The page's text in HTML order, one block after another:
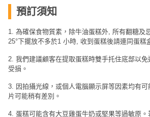
預訂須知
1. 為確保食物質素，除牛油蛋糕外, 所有翻糖及
25°下擺放不多於1 小時, 收到蛋糕後請連同蛋糕
2. 我們建議顧客在提取蛋糕時雙手托住底部以
受損。
3. 因拍攝光線，或個人電腦顯示屏等因素均有
片可能稍有差別。
4. 蛋糕可能含有大豆雞蛋牛奶或堅果等過敏原